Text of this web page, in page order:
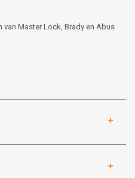
van Master Lock, Brady en Abus